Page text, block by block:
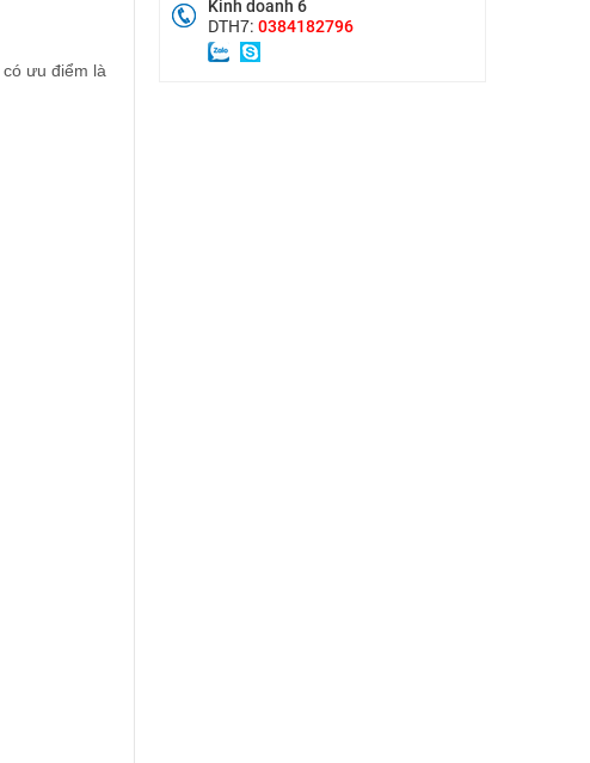
có ưu điểm là
Kinh doanh 6
DTH7:0384182796